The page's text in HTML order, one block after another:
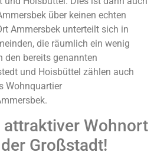
über keinen echten
Ammersbek unterteilt sich in
die räumlich ein wenig
den bereits genannten
und Hoisbüttel zählen auch
Wohnquartier
Wohnort
Großstadt!